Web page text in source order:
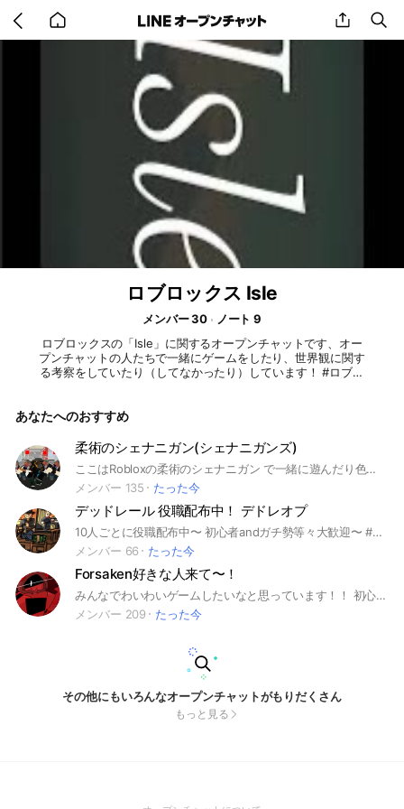
back
to
share
ロブロックス Isle
メンバー 30
ノート 9
ロブロックスの「Isle」に関するオープンチャットです、オー
プンチャットの人たちで一緒にゲームをしたり、世界観に関す
る考察をしていたり（してなかったり）しています！ #ロブロ
あなたへのおすすめ
柔術のシェナニガン(シェナニガンズ)
ここはRobloxの柔術のシェナニガン で一緒に遊んだり色々教えあったりする オープンチャットです！ 技作成なども多少教えれます！ 他にも色んなRobloxゲームのサブトークルームがあります！ 要望さえあればそのゲームのサブトを作ります！ 良ければ来てください！ #Roblox#柔術のシェナニガンズ#最強の戦場#Forsaken#セラピ#セーラーピース#ブロフル#ブロックスフルーツ#デッドレール#デドレ#deadrail #jujutsu shenanigans#呪術#シェナニガンズ
メンバー 135
たった今
デッドレール 役職配布中！ デドレオプ
10人ごとに役職配布中〜 初心者andガチ勢等々大歓迎〜 #ロブロ #ロブロックス #デッドレール #デットレール
メンバー 66
たった今
Forsaken好きな人来て〜！
みんなでわいわいゲームしたいなと思っています！！ 初心者でも達人でも気軽に入ってください！！ こんなに大きなオプになるとは思ってもいなかった… #Forsaken #forsaken #Roblox #roblox
メンバー 209
たった今
その他にもいろんなオープンチャットがもりだくさん
もっと見る